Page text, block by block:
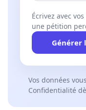
Écrivez avec
une pétition
Générer
Vos données
Confidentialité